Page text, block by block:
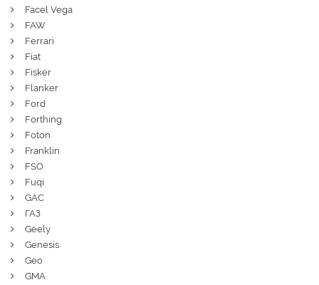
Facel Vega
FAW
Ferrari
Fiat
Fisker
Flanker
Ford
Forthing
Foton
Franklin
FSO
Fuqi
GAC
ГАЗ
Geely
Genesis
Geo
GMA